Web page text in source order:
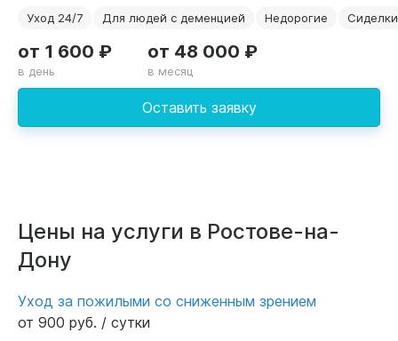
Уход 24/7 Для людей с деменцией Недорогие Сиделки
Оставить заявку
от 1 600 ₽
в день
от 48 000 ₽
в месяц
Цены на услуги в Ростове-на-
Дону
Уход за пожилыми со сниженным зрением
от 900 руб. / сутки